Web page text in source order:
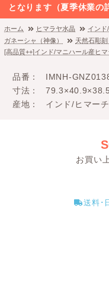
となります（夏季休業の
ホーム ヒマラヤ水晶 インド
ガネーシャ（神像）
天然石彫刻
[高品質++]インド/マニハール産ヒ
品番
IMNH-
寸法
産地
インド/ヒマー
お買い
送料･